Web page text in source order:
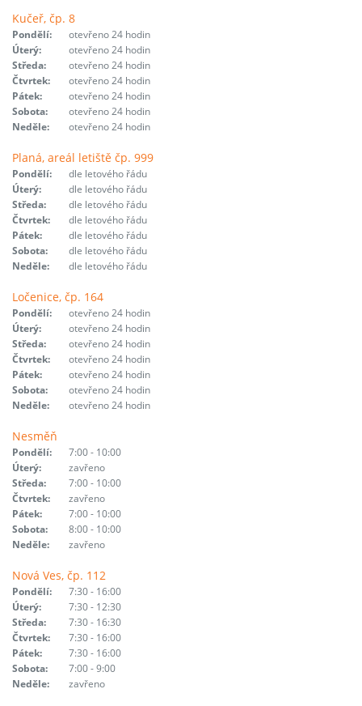
Kučeř, čp. 8
Pondělí:
otevřeno 24 hodin
Úterý:
otevřeno 24 hodin
Středa:
otevřeno 24 hodin
Čtvrtek:
otevřeno 24 hodin
Pátek:
otevřeno 24 hodin
Sobota:
otevřeno 24 hodin
Neděle:
otevřeno 24 hodin
Planá, areál letiště čp. 999
Pondělí:
dle letového řádu
Úterý:
dle letového řádu
Středa:
dle letového řádu
Čtvrtek:
dle letového řádu
Pátek:
dle letového řádu
Sobota:
dle letového řádu
Neděle:
dle letového řádu
Ločenice, čp. 164
Pondělí:
otevřeno 24 hodin
Úterý:
otevřeno 24 hodin
Středa:
otevřeno 24 hodin
Čtvrtek:
otevřeno 24 hodin
Pátek:
otevřeno 24 hodin
Sobota:
otevřeno 24 hodin
Neděle:
otevřeno 24 hodin
Nesměň
Pondělí:
7:00 - 10:00
Úterý:
zavřeno
Středa:
7:00 - 10:00
Čtvrtek:
zavřeno
Pátek:
7:00 - 10:00
Sobota:
8:00 - 10:00
Neděle:
zavřeno
Nová Ves, čp. 112
Pondělí:
7:30 - 16:00
Úterý:
7:30 - 12:30
Středa:
7:30 - 16:30
Čtvrtek:
7:30 - 16:00
Pátek:
7:30 - 16:00
Sobota:
7:00 - 9:00
Neděle:
zavřeno